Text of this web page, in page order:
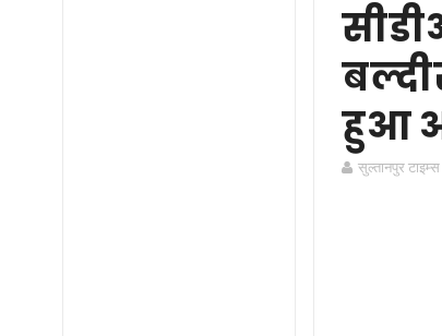
हुआ
सुल्तानपुर टाइम्स